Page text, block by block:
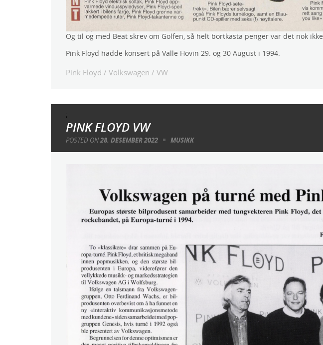
Og til og med Beat skrev om Golfen, så helt bortkasta penger var det nok ikke.
Pink Floyd hadde konsert på Valle Hovin 29. og 30 August i 1994.
Pink Floyd / Volkswagen / VW
;
PINK FLOYD VW
POSTED ON28. DESEMBER 2022 MUSIKK